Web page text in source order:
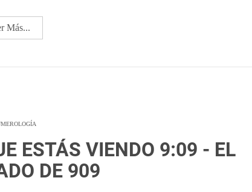
Más...
ESTÁS VIENDO 9:09 - EL
DE 909